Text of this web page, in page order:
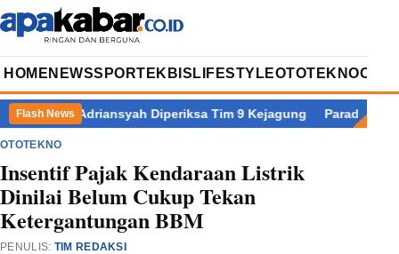
HOME NEWSSPORT EKBIS LIFESTYLEOTOTEKNOOPINI
Flash News
Adriansyah Diperiksa Tim 9 Kejagung Paradoks
OTOTEKNO
Insentif Pajak Kendaraan Listrik
Dinilai Belum Cukup Tekan
Ketergantungan BBM
PENULIS: TIM REDAKSI